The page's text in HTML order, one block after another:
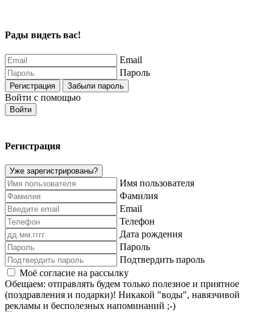
Рады видеть вас!
Email
Пароль
Регистрация Забыли пароль
Войти с помощью
Войти
Регистрация
Уже зарегистрированы?
Имя пользователя
Фамилия
Email
Телефон
Дата рождения
Пароль
Подтвердить пароль
Моё согласие на рассылку
Обещаем: отправлять будем только полезное и приятное
(поздравления и подарки)! Никакой "воды", навязчивой
рекламы и бесполезных напоминаний ;-)